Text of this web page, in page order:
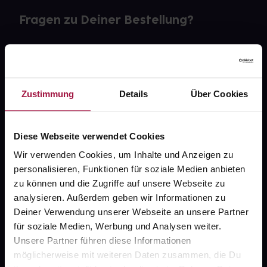
Zustimmung Details Über Cookies
Diese Webseite verwendet Cookies
Wir verwenden Cookies, um Inhalte und Anzeigen zu
personalisieren, Funktionen für soziale Medien anbieten
zu können und die Zugriffe auf unsere Webseite zu
analysieren. Außerdem geben wir Informationen zu
Deiner Verwendung unserer Webseite an unsere Partner
für soziale Medien, Werbung und Analysen weiter.
Unsere Partner führen diese Informationen
möglicherweise mit weiteren Daten zusammen, die Du
Fragen zu Deiner Bestellung?
FAQ
Widerrufsformular
gesund.de
Über uns
Karriere
Newsletter
Barrierefreiheitserklärung